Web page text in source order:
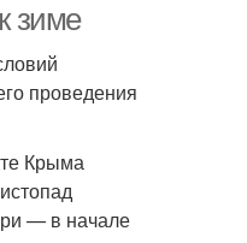
зиме
проведения
Крыма
— в начале